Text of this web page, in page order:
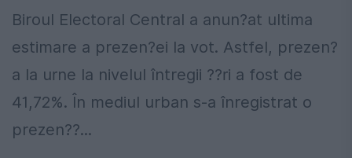
Biroul Electoral Central a anun?at ultima
estimare a prezen?ei la vot. Astfel, prezen?
a la urne la nivelul întregii ??ri a fost de
41,72%. În mediul urban s-a înregistrat o
prezen??...